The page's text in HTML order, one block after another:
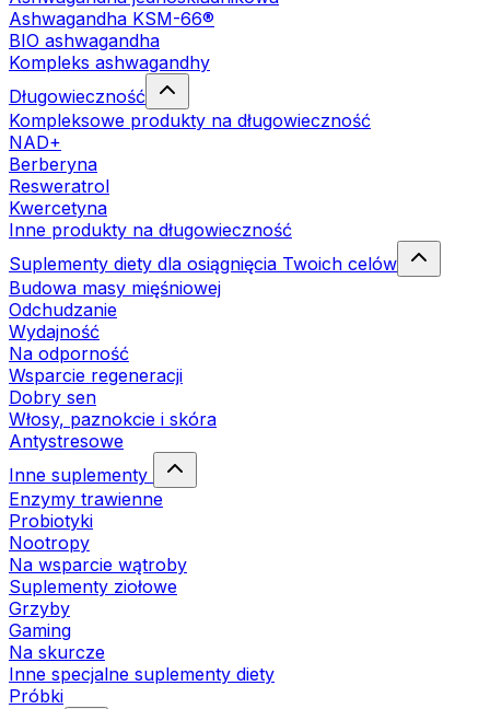
Ashwagandha KSM-66®
BIO ashwagandha
Kompleks ashwagandhy
Długowieczność
Kompleksowe produkty na długowieczność
NAD+
Berberyna
Resweratrol
Kwercetyna
Inne produkty na długowieczność
Suplementy diety dla osiągnięcia Twoich celów
Budowa masy mięśniowej
Odchudzanie
Wydajność
Na odporność
Wsparcie regeneracji
Dobry sen
Włosy, paznokcie i skóra
Antystresowe
Inne suplementy
Enzymy trawienne
Probiotyki
Nootropy
Na wsparcie wątroby
Suplementy ziołowe
Grzyby
Gaming
Na skurcze
Inne specjalne suplementy diety
Próbki